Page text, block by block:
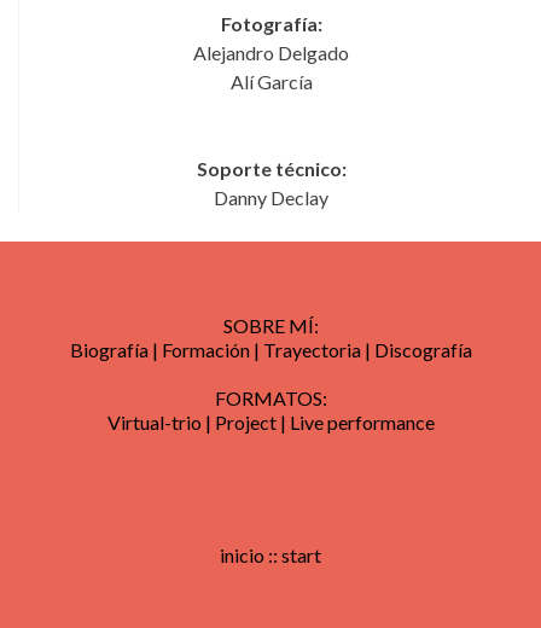
Fotografía:
Alejandro Delgado
Alí García
Soporte técnico:
Danny Declay
SOBRE MÍ:
Biografía| Formación| Trayectoria| Discografía
FORMATOS:
Virtual-trio | Project| Live performance
inicio :: start